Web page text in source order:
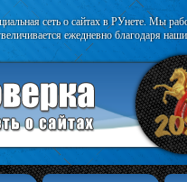
сеть о сайтах в РУнете. Мы
ежедневно благодаря